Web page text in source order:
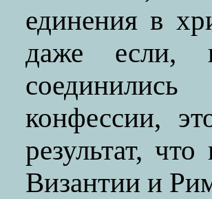
единения в
даже если,
конфессии,
результат,
Византии и